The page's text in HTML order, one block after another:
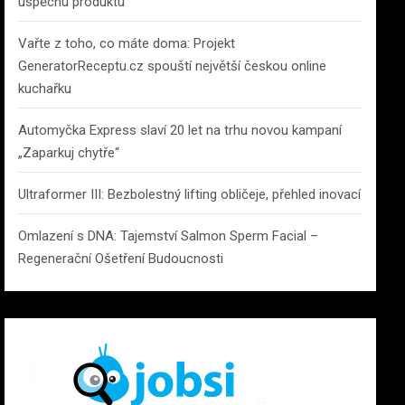
Vařte z toho, co máte doma: Projekt
GeneratorReceptu.cz spouští největší českou online
kuchařku
Automyčka Express slaví 20 let na trhu novou kampaní
„Zaparkuj chytře“
Ultraformer III: Bezbolestný lifting obličeje, přehled inovací
Omlazení s DNA: Tajemství Salmon Sperm Facial –
Regenerační Ošetření Budoucnosti